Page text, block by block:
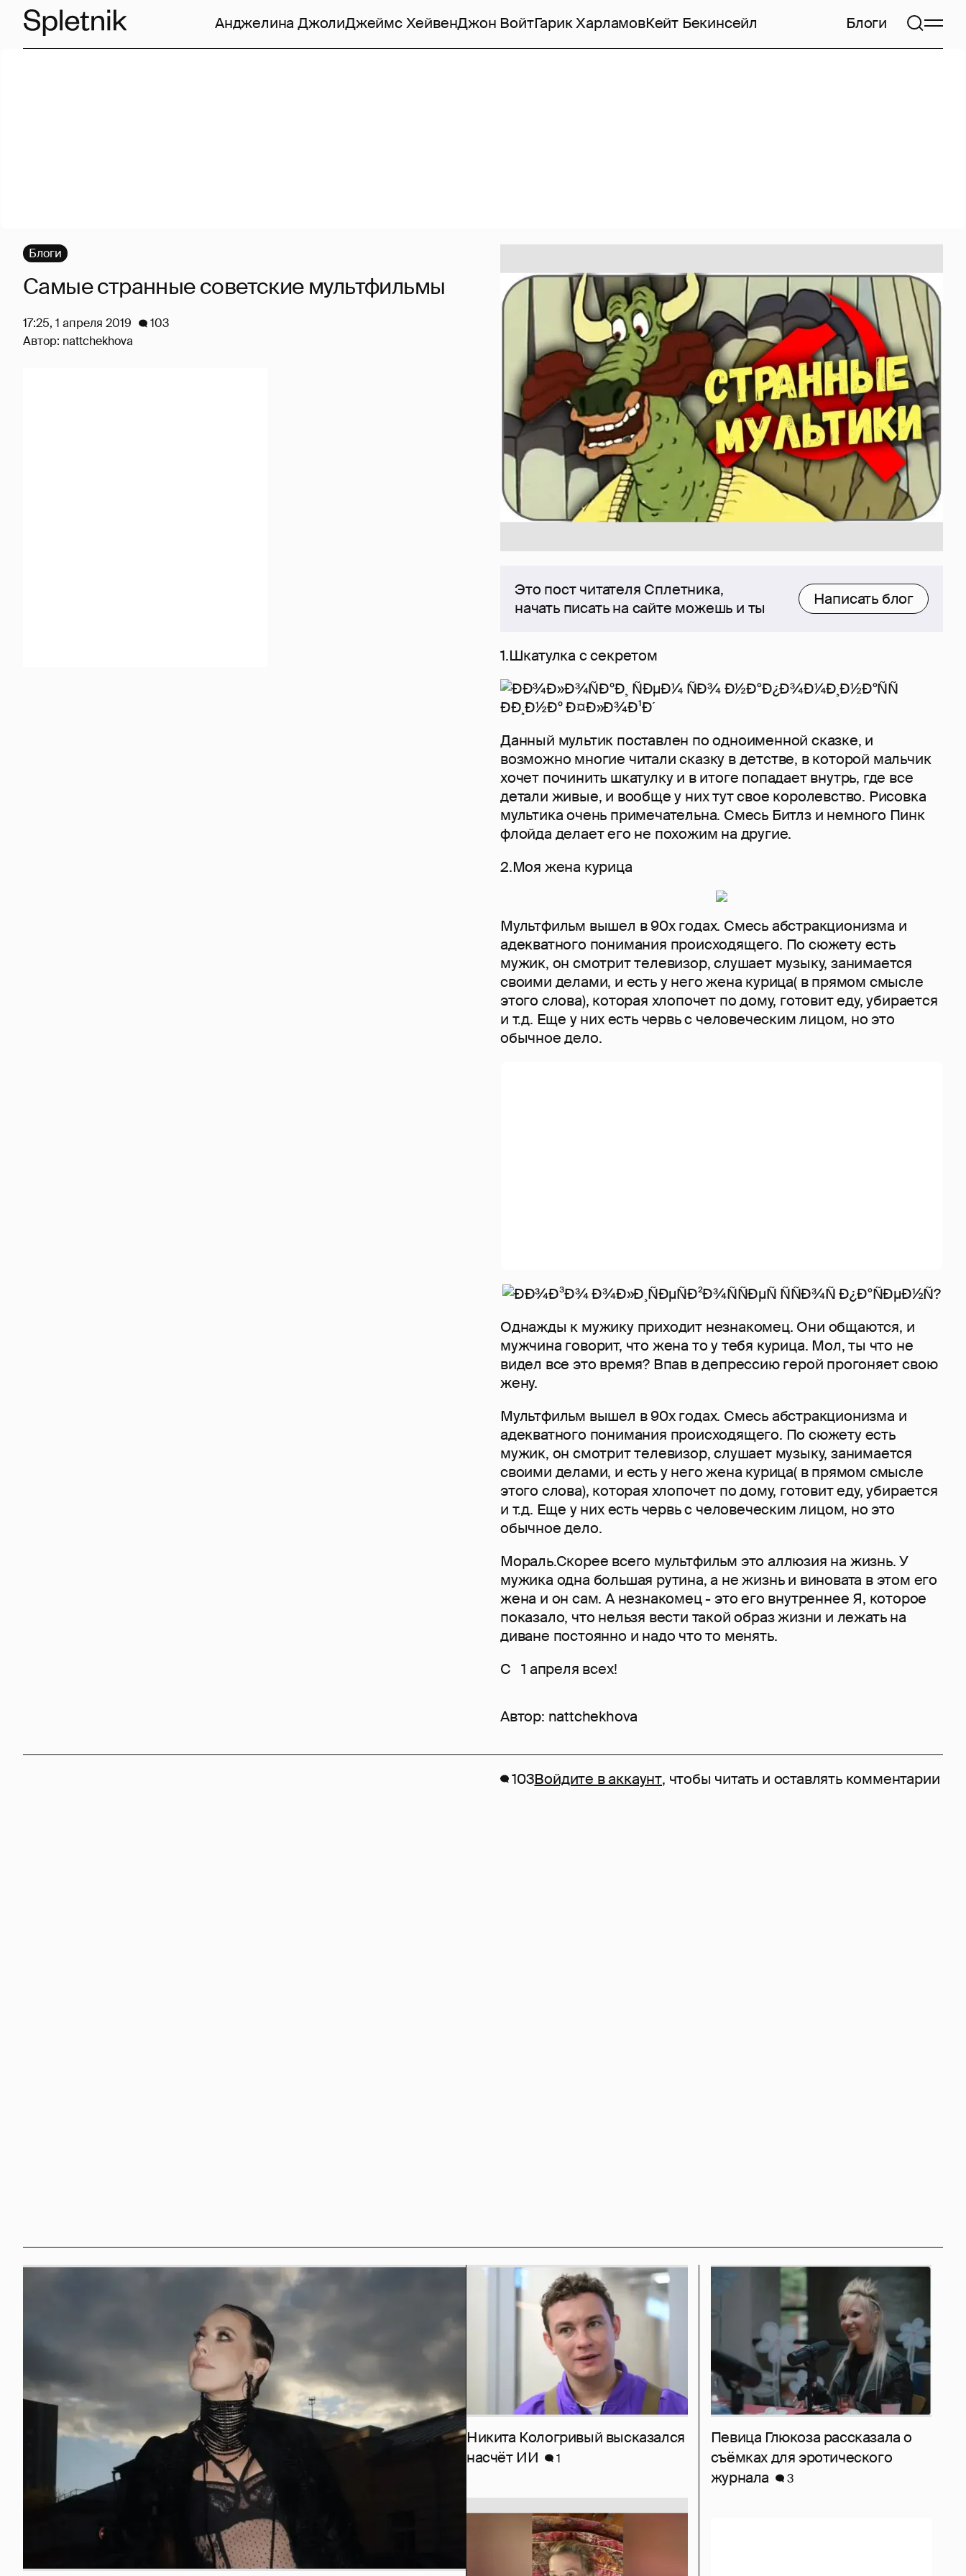
Анджелина ДжолиДжеймс ХейвенДжон ВойтГарик ХарламовКейт Бекинсейл Блоги
Это пост читателя Сплетника,
начать писать на сайте можешь и ты
Написать блог
1.Шкатулка с секретом
Данный мультик поставлен по одноименной сказке, и
возможно многие читали сказку в детстве, в которой мальчик
хочет починить шкатулку и в итоге попадает внутрь, где все
детали живые, и вообще у них тут свое королевство. Рисовка
мультика очень примечательна. Смесь Битлз и немного Пинк
флойда делает его не похожим на другие.
2.Моя жена курица
Мультфильм вышел в 90х годах. Смесь абстракционизма и
адекватного понимания происходящего. По сюжету есть
мужик, он смотрит телевизор, слушает музыку, занимается
своими делами, и есть у него жена курица( в прямом смысле
этого слова), которая хлопочет по дому, готовит еду, убирается
и т.д. Еще у них есть червь с человеческим лицом, но это
обычное дело.
Однажды к мужику приходит незнакомец. Они общаются, и
мужчина говорит, что жена то у тебя курица. Мол, ты что не
видел все это время? Впав в депрессию герой прогоняет свою
жену.
Мультфильм вышел в 90х годах. Смесь абстракционизма и
адекватного понимания происходящего. По сюжету есть
мужик, он смотрит телевизор, слушает музыку, занимается
своими делами, и есть у него жена курица( в прямом смысле
этого слова), которая хлопочет по дому, готовит еду, убирается
и т.д. Еще у них есть червь с человеческим лицом, но это
обычное дело.
Мораль.Скорее всего мультфильм это аллюзия на жизнь. У
мужика одна большая рутина, а не жизнь и виновата в этом его
жена и он сам. А незнакомец - это его внутреннее Я, которое
показало, что нельзя вести такой образ жизни и лежать на
диване постоянно и надо что то менять.
С 1 апреля всех!
Автор: nattchekhova
Блоги
Самые странные советские мультфильмы
17:25, 1 апреля 2019
103
Автор: nattchekhova
103Войдите в аккаунт, чтобы читать и оставлять комментарии
Никита Кологривый высказался
насчёт ИИ
1
Певица Глюкоза рассказала о
съёмках для эротического
журнала
3